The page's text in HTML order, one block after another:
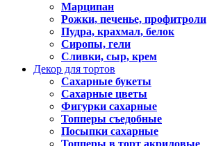
Марципан
Рожки, печенье, профитроли
Пудра, крахмал, белок
Сиропы, гели
Сливки, сыр, крем
Декор для тортов
Сахарные букеты
Сахарные цветы
Фигурки сахарные
Топперы съедобные
Посыпки сахарные
Топперы в торт акриловые